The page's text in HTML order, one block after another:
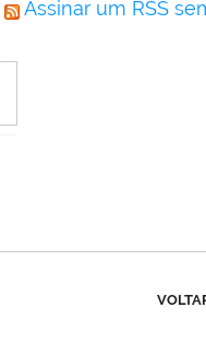
Assinar um RSS